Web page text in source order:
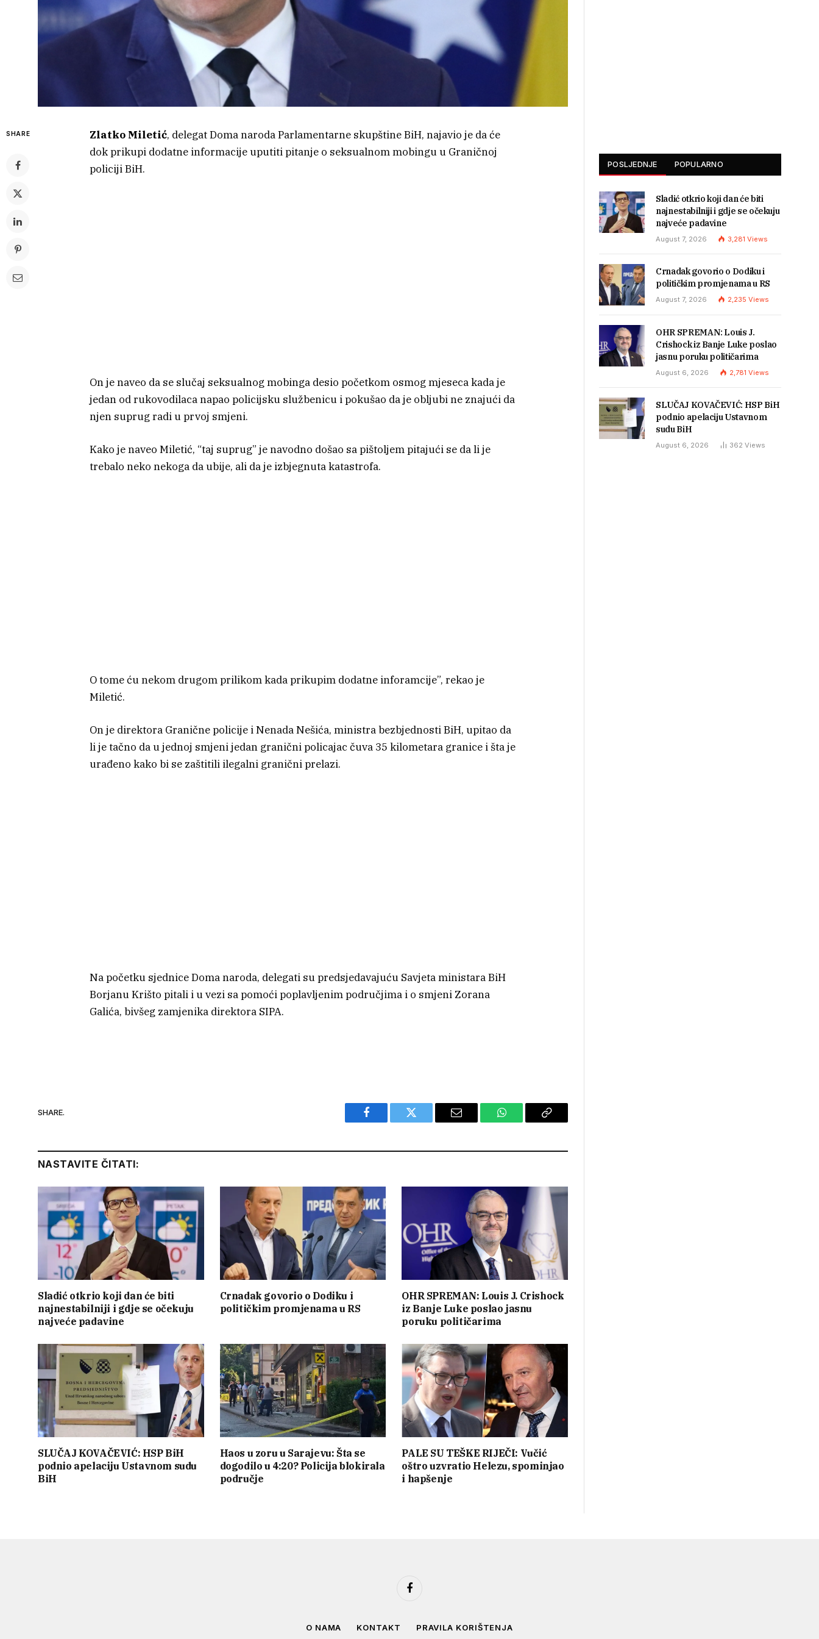
SHARE Zlatko Miletić, delegat Doma naroda Parlamentarne skupštine BiH, najavio je da će
dok prikupi dodatne informacije uputiti pitanje o seksualnom mobingu u Graničnoj
policiji BiH.
On je naveo da se slučaj seksualnog mobinga desio početkom osmog mjeseca kada je
jedan od rukovodilaca napao policijsku službenicu i pokušao da je obljubi ne znajući da
njen suprug radi u prvoj smjeni.
Kako je naveo Miletić, “taj suprug” je navodno došao sa pištoljem pitajući se da li je
trebalo neko nekoga da ubije, ali da je izbjegnuta katastrofa.
O tome ću nekom drugom prilikom kada prikupim dodatne inforamcije”, rekao je
Miletić.
On je direktora Granične policije i Nenada Nešića, ministra bezbjednosti BiH, upitao da
li je tačno da u jednoj smjeni jedan granični policajac čuva 35 kilometara granice i šta je
urađeno kako bi se zaštitili ilegalni granični prelazi.
Na početku sjednice Doma naroda, delegati su predsjedavajuću Savjeta ministara BiH
Borjanu Krišto pitali i u vezi sa pomoći poplavljenim područjima i o smjeni Zorana
Galića, bivšeg zamjenika direktora SIPA.
SHARE.
Facebook Twitter Email WhatsAppCopy
NASTAVITE ČITATI:
Sladić otkrio koji dan će biti
najnestabilniji i gdje se očekuju
najveće padavine
Crnadak govorio o Dodiku i
političkim promjenama u RS
OHR SPREMAN: Louis J. Crishock
iz Banje Luke poslao jasnu
poruku političarima
SLUČAJ KOVAČEVIĆ: HSP BiH
podnio apelaciju Ustavnom sudu
BiH
Haos u zoru u Sarajevu: Šta se
dogodilo u 4:20? Policija blokirala
područje
PALE SU TEŠKE RIJEČI: Vučić
oštro uzvratio Helezu, spominjao
i hapšenje
POSLJEDNJE POPULARNO
Sladić otkrio koji dan će biti
najnestabilniji i gdje se očekuju
najveće padavine
August 7, 2026 3,281 Views
Crnadak govorio o Dodiku i
političkim promjenama u RS
August 7, 2026 2,235 Views
OHR SPREMAN: Louis J.
Crishock iz Banje Luke poslao
jasnu poruku političarima
August 6, 2026 2,781 Views
SLUČAJ KOVAČEVIĆ: HSP BiH
podnio apelaciju Ustavnom
sudu BiH
August 6, 2026 362 Views
Facebook
O NAMA KONTAKT PRAVILA KORIŠTENJA